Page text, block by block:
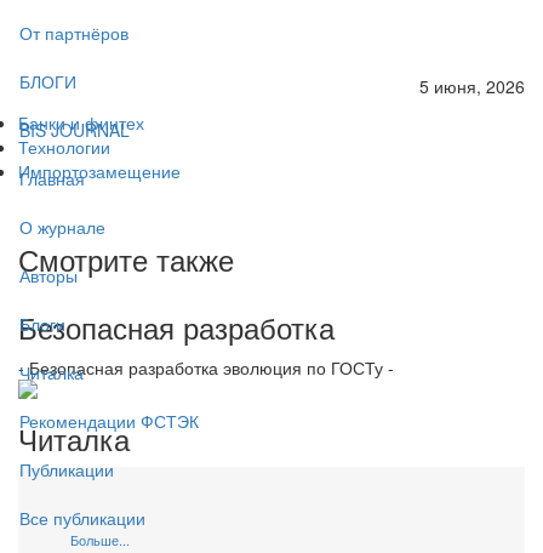
От партнёров
БЛОГИ
BIS JOURNAL
Главная
О журнале
Авторы
Блоги
Читалка
Рекомендации ФСТЭК
Публикации
Все публикации
5 июня, 2026
Банки и финтех
Технологии
Импортозамещение
Смотрите также
Безопасная разработка
- Безопасная разработка эволюция по ГОСТу -
Читалка
Больше...